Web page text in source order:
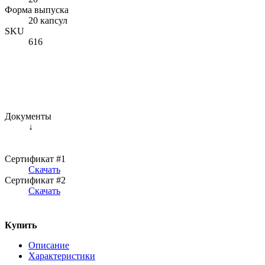
Форма выпуска
20 капсул
SKU
616
Документы
↓
Сертификат #1
Скачать
Сертификат #2
Скачать
Купить
Описание
Характеристики